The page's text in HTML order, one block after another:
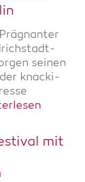
sei­nen
kna­cki­
mit